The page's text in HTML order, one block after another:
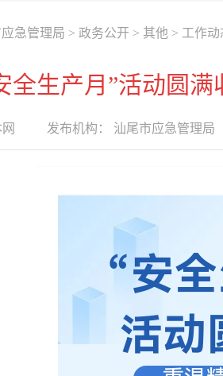
急管理局 > 政务公开 > 其他 > 工作动
全生产月”活动圆
发布机构： 汕尾市应急管理局